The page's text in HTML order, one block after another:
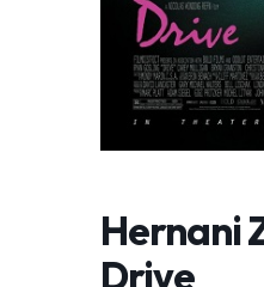
Hernani
Drive